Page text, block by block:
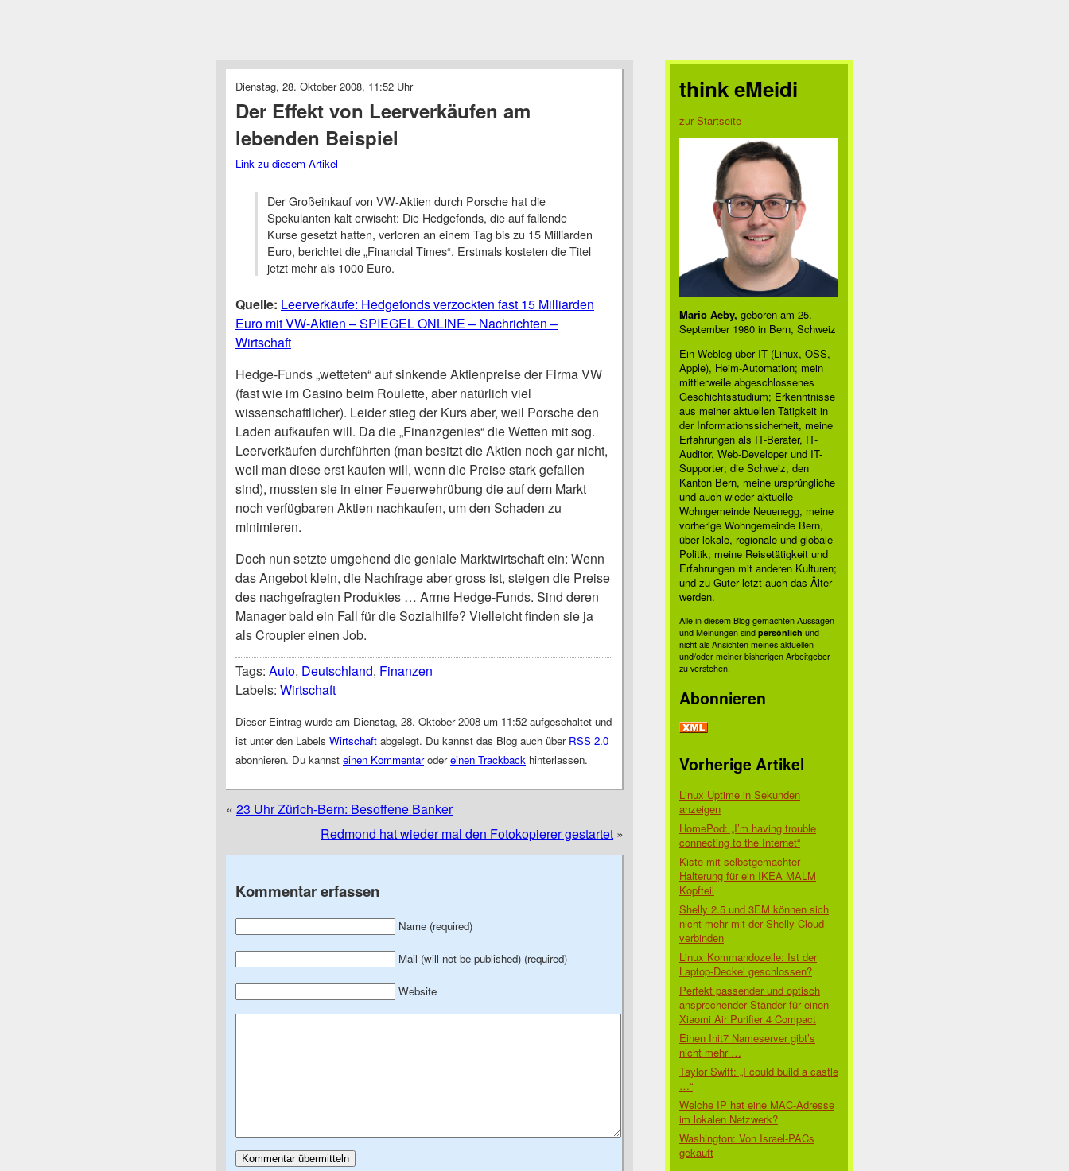
Dienstag, 28. Oktober 2008, 11:52 Uhr
Der Effekt von Leerverkäufen am
lebenden Beispiel
Link zu diesem Artikel
Der Großeinkauf von VW-Aktien durch Porsche hat die
Spekulanten kalt erwischt: Die Hedgefonds, die auf fallende
Kurse gesetzt hatten, verloren an einem Tag bis zu 15 Milliarden
Euro, berichtet die „Financial Times“. Erstmals kosteten die Titel
jetzt mehr als 1000 Euro.
Quelle: Leerverkäufe: Hedgefonds verzockten fast 15 Milliarden
Euro mit VW-Aktien – SPIEGEL ONLINE – Nachrichten –
Wirtschaft
Hedge-Funds „wetteten“ auf sinkende Aktienpreise der Firma VW
(fast wie im Casino beim Roulette, aber natürlich viel
wissenschaftlicher). Leider stieg der Kurs aber, weil Porsche den
Laden aufkaufen will. Da die „Finanzgenies“ die Wetten mit sog.
Leerverkäufen durchführten (man besitzt die Aktien noch gar nicht,
weil man diese erst kaufen will, wenn die Preise stark gefallen
sind), mussten sie in einer Feuerwehrübung die auf dem Markt
noch verfügbaren Aktien nachkaufen, um den Schaden zu
minimieren.
Doch nun setzte umgehend die geniale Marktwirtschaft ein: Wenn
das Angebot klein, die Nachfrage aber gross ist, steigen die Preise
des nachgefragten Produktes … Arme Hedge-Funds. Sind deren
Manager bald ein Fall für die Sozialhilfe? Vielleicht finden sie ja
als Croupier einen Job.
Tags: Auto, Deutschland, Finanzen
Labels: Wirtschaft
Dieser Eintrag wurde am Dienstag, 28. Oktober 2008 um 11:52 aufgeschaltet und
ist unter den Labels Wirtschaft abgelegt. Du kannst das Blog auch über RSS 2.0
abonnieren. Du kannst einen Kommentarodereinen Trackback hinterlassen.
« 23 Uhr Zürich-Bern: Besoffene Banker
Redmond hat wieder mal den Fotokopierer gestartet »
Kommentar erfassen
Name (required)
Mail (will not be published) (required)
Website
think eMeidi
zur Startseite
Mario Aeby, geboren am 25.
September 1980 in Bern, Schweiz
Ein Weblog über IT (Linux, OSS,
Apple), Heim-Automation; mein
mittlerweile abgeschlossenes
Geschichtsstudium; Erkenntnisse
aus meiner aktuellen Tätigkeit in
der Informationssicherheit, meine
Erfahrungen als IT-Berater, IT-
Auditor, Web-Developer und IT-
Supporter; die Schweiz, den
Kanton Bern, meine ursprüngliche
und auch wieder aktuelle
Wohngemeinde Neuenegg, meine
vorherige Wohngemeinde Bern,
über lokale, regionale und globale
Politik; meine Reisetätigkeit und
Erfahrungen mit anderen Kulturen;
und zu Guter letzt auch das Älter
werden.
Alle in diesem Blog gemachten Aussagen
und Meinungen sind persönlich und
nicht als Ansichten meines aktuellen
und/oder meiner bisherigen Arbeitgeber
zu verstehen.
Abonnieren
Vorherige Artikel
Linux Uptime in Sekunden
anzeigen
HomePod: „I’m having trouble
connecting to the Internet“
Kiste mit selbstgemachter
Halterung für ein IKEA MALM
Kopfteil
Shelly 2.5 und 3EM können sich
nicht mehr mit der Shelly Cloud
verbinden
Linux Kommandozeile: Ist der
Laptop-Deckel geschlossen?
Perfekt passender und optisch
ansprechender Ständer für einen
Xiaomi Air Purifier 4 Compact
Einen Init7 Nameserver gibt’s
nicht mehr …
Taylor Swift: „I could build a castle
…“
Welche IP hat eine MAC-Adresse
im lokalen Netzwerk?
Washington: Von Israel-PACs
gekauft